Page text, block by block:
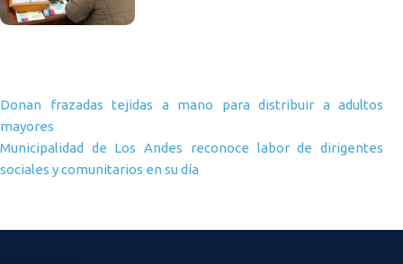
Navegación de entradas
Donan frazadas tejidas a mano para distribuir a adultos
mayores
Municipalidad de Los Andes reconoce labor de dirigentes
sociales y comunitarios en su día